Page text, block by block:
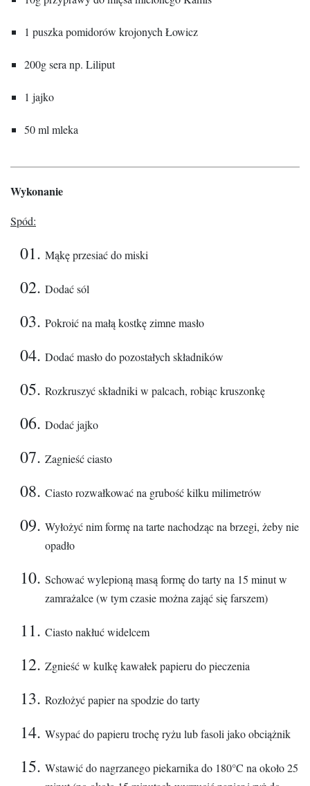
1 puszka pomidorów krojonych Łowicz
200g sera np. Liliput
1 jajko
50 ml mleka
Wykonanie
Spód:
Mąkę przesiać do miski
Dodać sól
Pokroić na małą kostkę zimne masło
Dodać masło do pozostałych składników
Rozkruszyć składniki w palcach, robiąc kruszonkę
Dodać jajko
Zagnieść ciasto
Ciasto rozwałkować na grubość kilku milimetrów
Wyłożyć nim formę na tarte nachodząc na brzegi, żeby nie
opadło
Schować wylepioną masą formę do tarty na 15 minut w
zamrażalce (w tym czasie można zająć się farszem)
Ciasto nakłuć widelcem
Zgnieść w kulkę kawałek papieru do pieczenia
Rozłożyć papier na spodzie do tarty
Wsypać do papieru trochę ryżu lub fasoli jako obciążnik
Wstawić do nagrzanego piekarnika do 180°C na około 25